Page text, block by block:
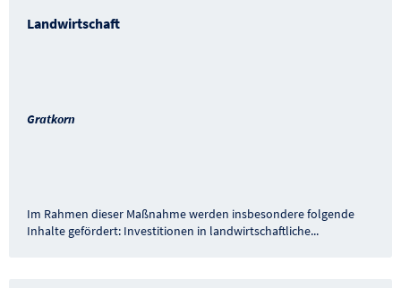
Landwirtschaft
Gratkorn
Im Rahmen dieser Maßnahme werden insbesondere folgende
Inhalte gefördert: Investitionen in landwirtschaftliche...